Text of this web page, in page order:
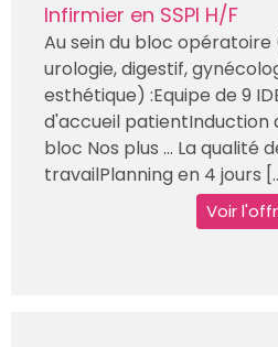
Infirmier en SSPI H/F
Au sein du bloc
urologie, digestif,
esthétique) :Equipe de 9
d'accueil patientInduction
bloc Nos plus … La qualité
travailPlanning en 4 jours
Voir